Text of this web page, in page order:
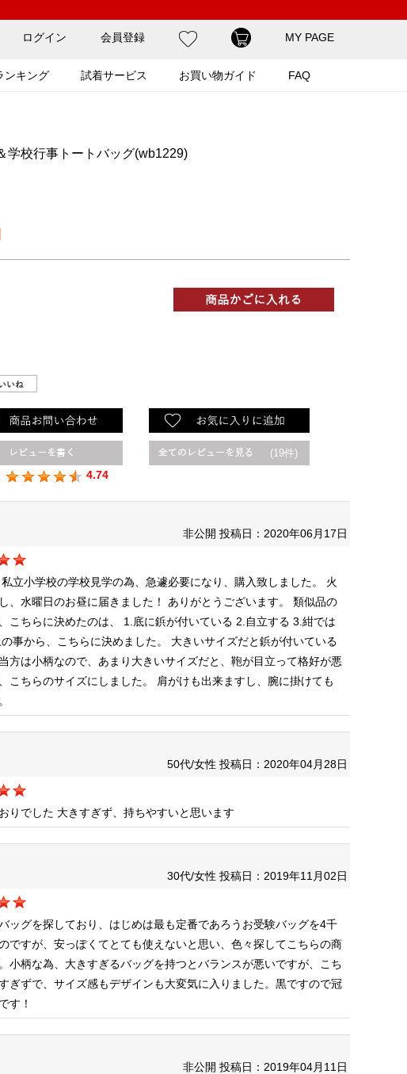
ログイン 会員登録 MY PAGE
ンキング 試着サービス お買い物ガイド FAQ
校行事トートバッグ(wb1229)
(19件)
4.74
非公開 投稿日：2020年06月17日
私立小学校の学校見学の為、急遽必要になり、購入致しました。
火
、水曜日のお昼に届きました！
ありがとうございます。
類似品の
こちらに決めたのは、
1.底に鋲が付いている 2.自立する 3.紺では
事から、こちらに決めました。
大きいサイズだと鋲が付いている
方は小柄なので、あまり大きいサイズだと、鞄が目立って格好が悪
こちらのサイズにしました。
肩がけも出来ますし、腕に掛けても
50代/女性 投稿日：2020年04月28日
りでした 大きすぎず、持ちやすいと思います
30代/女性 投稿日：2019年11月02日
ッグを探しており、はじめは最も定番であろうお受験バッグを4千
ですが、安っぽくてとても使えないと思い、色々探してこちらの商
小柄な為、大きすぎるバッグを持つとバランスが悪いですが、こち
ぎずで、サイズ感もデザインも大変気に入りました。黒ですので冠
す！
非公開 投稿日：2019年04月11日